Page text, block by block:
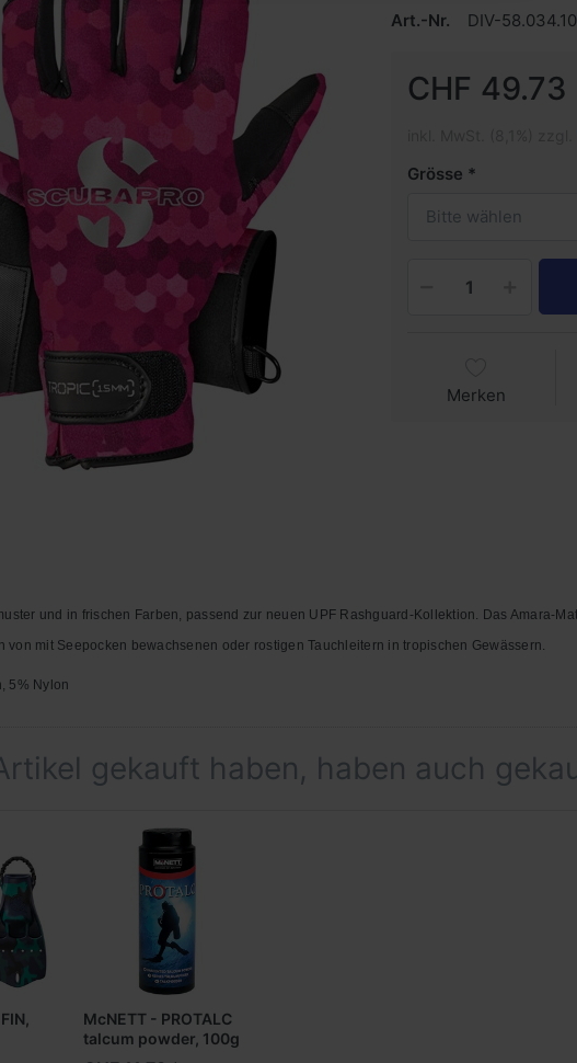
Art.-Nr.
DIV-
CHF 49.73
Grösse
Bitte wählen
Merken
und in frischen Farben, passend zur neuen UPF Rashguard-Kollektion. Das Amara-
mit Seepocken bewachsenen oder rostigen Tauchleitern in tropischen Gewässern.
5% Nylon
gekauft haben, haben auch
McNETT - PROTALC
talcum powder, 100g